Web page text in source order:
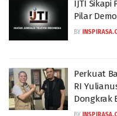
IJTI
Pilar
BY
Perkuat
RI
Dongkrak